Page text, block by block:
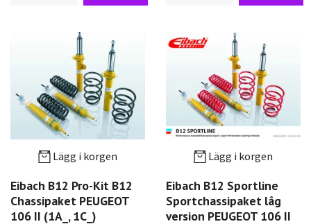
Lägg i korgen
Eibach B12 Pro-Kit B12
Chassipaket PEUGEOT
106 II (1A_, 1C_)
Lägg i korgen
Eibach B12 Sportline
Sportchassipaket låg
version PEUGEOT 106 II